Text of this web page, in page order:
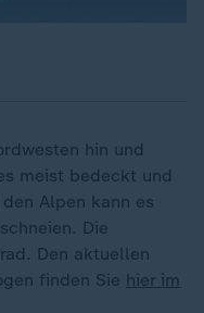
hin und
meist bedeckt und
Alpen kann es
Die
Den aktuellen
finden Sie hier im